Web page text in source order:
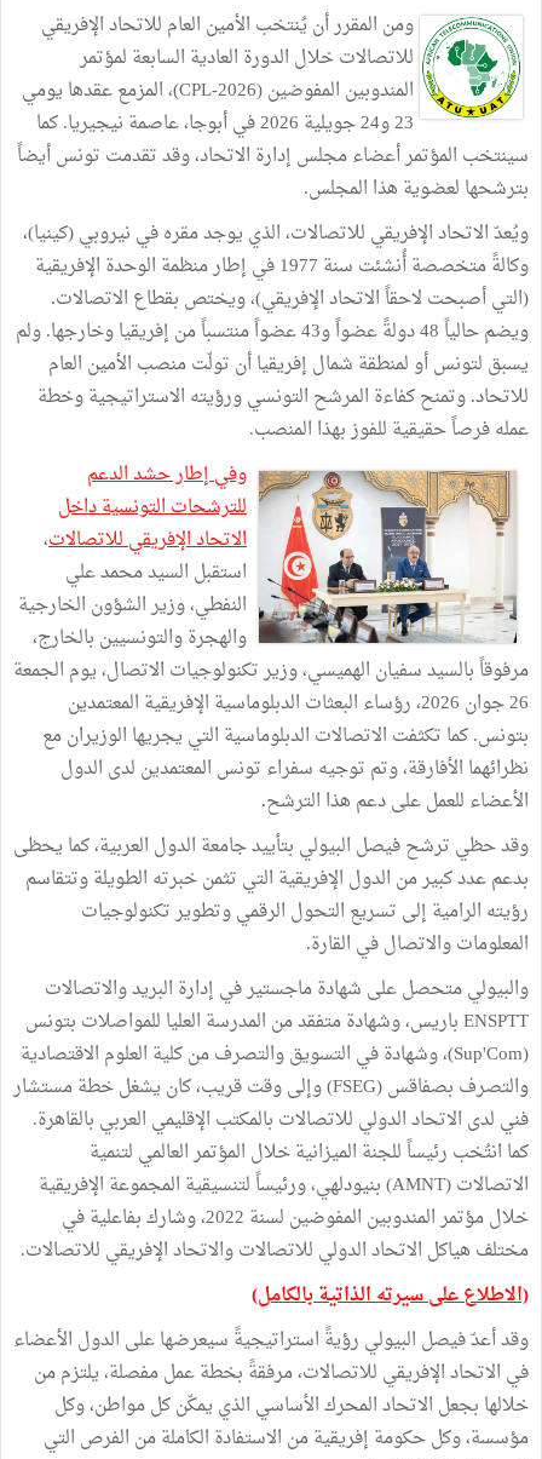
ومن المقرر أن يُنتخب الأمين العام للاتحاد الإفريقي
للاتصالات خلال الدورة العادية السابعة لمؤتمر
المندوبين المفوضين (CPL-2026)، المزمع عقدها يومي
23 و24 جويلية 2026 في أبوجا، عاصمة نيجيريا. كما
سينتخب المؤتمر أعضاء مجلس إدارة الاتحاد، وقد تقدمت تونس أيضاً
بترشحها لعضوية هذا المجلس.
ويُعدّ الاتحاد الإفريقي للاتصالات، الذي يوجد مقره في نيروبي (كينيا)،
وكالةً متخصصة أُنشئت سنة 1977 في إطار منظمة الوحدة الإفريقية
(التي أصبحت لاحقاً الاتحاد الإفريقي)، ويختص بقطاع الاتصالات.
ويضم حالياً 48 دولةً عضواً و43 عضواً منتسباً من إفريقيا وخارجها. ولم
يسبق لتونس أو لمنطقة شمال إفريقيا أن تولّت منصب الأمين العام
للاتحاد. وتمنح كفاءة المرشح التونسي ورؤيته الاستراتيجية وخطة
عمله فرصاً حقيقية للفوز بهذا المنصب.
وفي إطار حشد الدعم
للترشحات التونسية داخل
الاتحاد الإفريقي للاتصالات،
استقبل السيد محمد علي
النفطي، وزير الشؤون الخارجية
والهجرة والتونسيين بالخارج،
مرفوقاً بالسيد سفيان الهميسي، وزير تكنولوجيات الاتصال، يوم الجمعة
26 جوان 2026، رؤساء البعثات الدبلوماسية الإفريقية المعتمدين
بتونس. كما تكثفت الاتصالات الدبلوماسية التي يجريها الوزيران مع
نظرائهما الأفارقة، وتم توجيه سفراء تونس المعتمدين لدى الدول
الأعضاء للعمل على دعم هذا الترشح.
وقد حظي ترشح فيصل البيولي بتأييد جامعة الدول العربية، كما يحظى
بدعم عدد كبير من الدول الإفريقية التي تثمن خبرته الطويلة وتتقاسم
رؤيته الرامية إلى تسريع التحول الرقمي وتطوير تكنولوجيات
المعلومات والاتصال في القارة.
والبيولي متحصل على شهادة ماجستير في إدارة البريد والاتصالات
ENSPTT باريس، وشهادة متفقد من المدرسة العليا للمواصلات بتونس
(Sup'Com)، وشهادة في التسويق والتصرف من كلية العلوم الاقتصادية
والتصرف بصفاقس (FSEG) وإلى وقت قريب، كان يشغل خطة مستشار
فني لدى الاتحاد الدولي للاتصالات بالمكتب الإقليمي العربي بالقاهرة.
كما انتُخب رئيساً للجنة الميزانية خلال المؤتمر العالمي لتنمية
الاتصالات (AMNT) بنيودلهي، ورئيساً لتنسيقية المجموعة الإفريقية
خلال مؤتمر المندوبين المفوضين لسنة 2022، وشارك بفاعلية في
مختلف هياكل الاتحاد الدولي للاتصالات والاتحاد الإفريقي للاتصالات.
(الاطلاع على سيرته الذاتية بالكامل)
وقد أعدّ فيصل البيولي رؤيةً استراتيجيةً سيعرضها على الدول الأعضاء
في الاتحاد الإفريقي للاتصالات، مرفقةً بخطة عمل مفصلة، يلتزم من
خلالها بجعل الاتحاد المحرك الأساسي الذي يمكّن كل مواطن، وكل
مؤسسة، وكل حكومة إفريقية من الاستفادة الكاملة من الفرص التي